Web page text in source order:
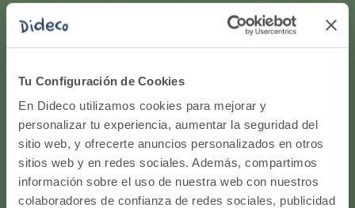
Tu Configuración de Cookies
En Dideco utilizamos cookies para mejorar y
personalizar tu experiencia, aumentar la seguridad del
sitio web, y ofrecerte anuncios personalizados en otros
sitios web y en redes sociales. Además, compartimos
información sobre el uso de nuestra web con nuestros
colaboradores de confianza de redes sociales, publicidad
producto? ¿Has realizado un pedido y quieres saber si
todo va viento en popa? Ponte en contacto con
nosotros.
916597360
Correo electrónico